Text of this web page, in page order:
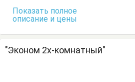
Показать полное
описание и цены
"Эконом 2х-комнатный"